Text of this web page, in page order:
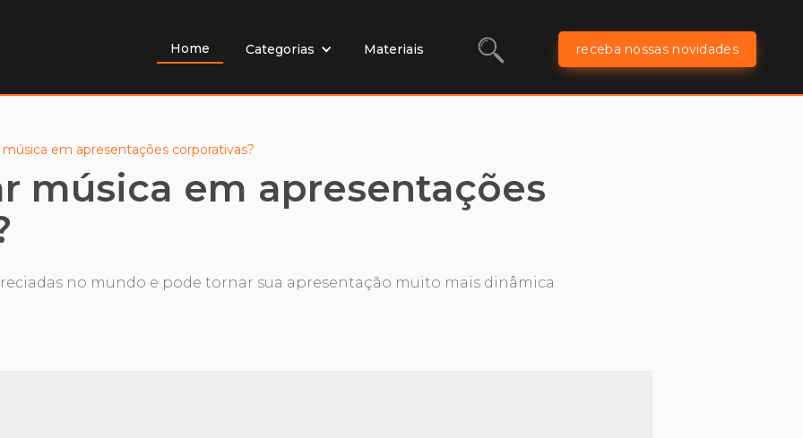
Home Categorias Materiais receba nossas novidades
em apresentações corporativas?
música em apresentações
no mundo e pode tornar sua apresentação muito mais dinâmica